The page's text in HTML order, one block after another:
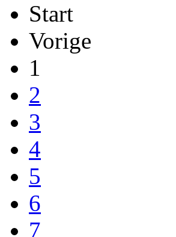
Start
Vorige
1
2
3
4
5
6
7